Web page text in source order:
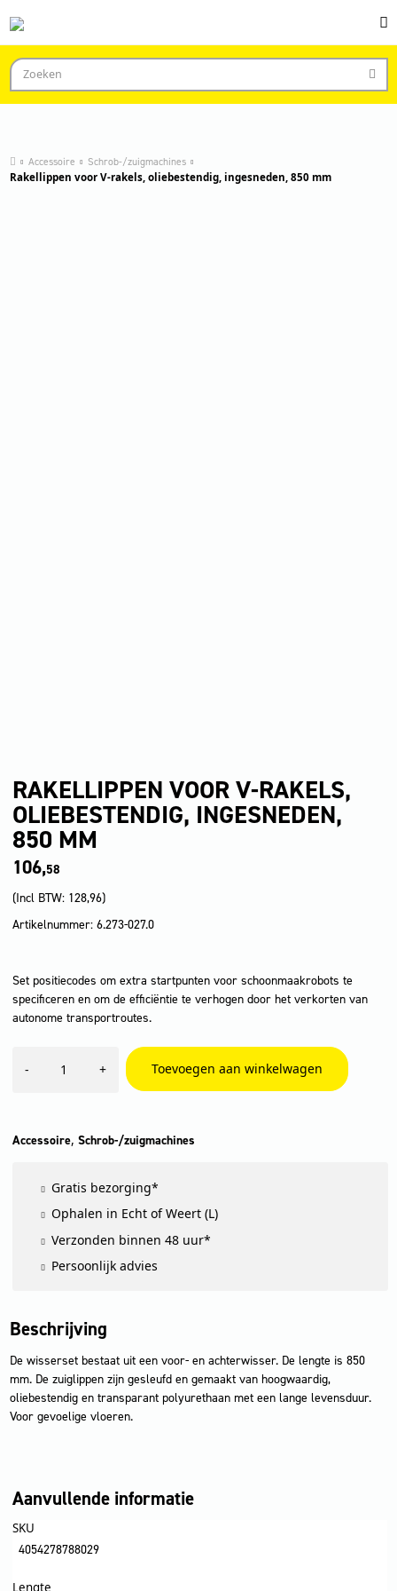
Accessoire Schrob-/zuigmachines
Rakellippen voor V-rakels, oliebestendig, ingesneden, 850 mm
RAKELLIPPEN VOOR V-RAKELS,
OLIEBESTENDIG, INGESNEDEN,
850 MM
106,58
(Incl BTW: 128,96)
Artikelnummer: 6.273-027.0
Set positiecodes om extra startpunten voor schoonmaakrobots te
specificeren en om de efficiëntie te verhogen door het verkorten van
autonome transportroutes.
-
voor
ingesneden,
aantal
+ Toevoegen aan winkelwagen
Accessoire, Schrob-/zuigmachines
Gratis bezorging*
Ophalen in Echt of Weert (L)
Verzonden binnen 48 uur*
Persoonlijk advies
Beschrijving
De wisserset bestaat uit een voor- en achterwisser. De lengte is 850
mm. De zuiglippen zijn gesleufd en gemaakt van hoogwaardig,
oliebestendig en transparant polyurethaan met een lange levensduur.
Voor gevoelige vloeren.
Aanvullende informatie
SKU
4054278788029
Lengte